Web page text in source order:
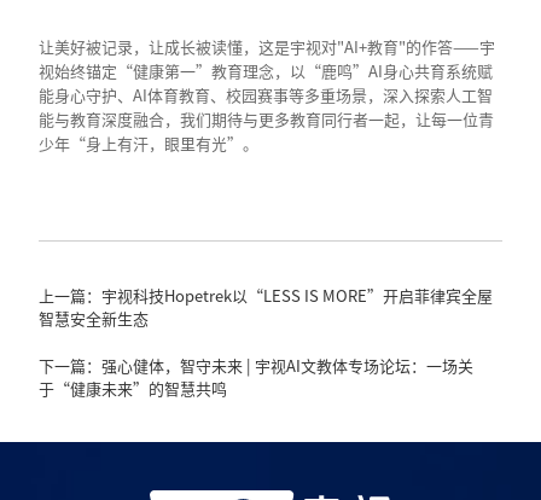
让美好被记录，让成长被读懂，这是宇视对"AI+教育"的作答——宇
视始终锚定“健康第一”教育理念，以“鹿鸣”AI身心共育系统赋
能身心守护、AI体育教育、校园赛事等多重场景，深入探索人工智
能与教育深度融合，我们期待与更多教育同行者一起，让每一位青
少年“身上有汗，眼里有光”。
上一篇：宇视科技Hopetrek以“LESS IS MORE”开启菲律宾全屋
智慧安全新生态
下一篇：强心健体，智守未来 | 宇视AI文教体专场论坛：一场关
于“健康未来”的智慧共鸣